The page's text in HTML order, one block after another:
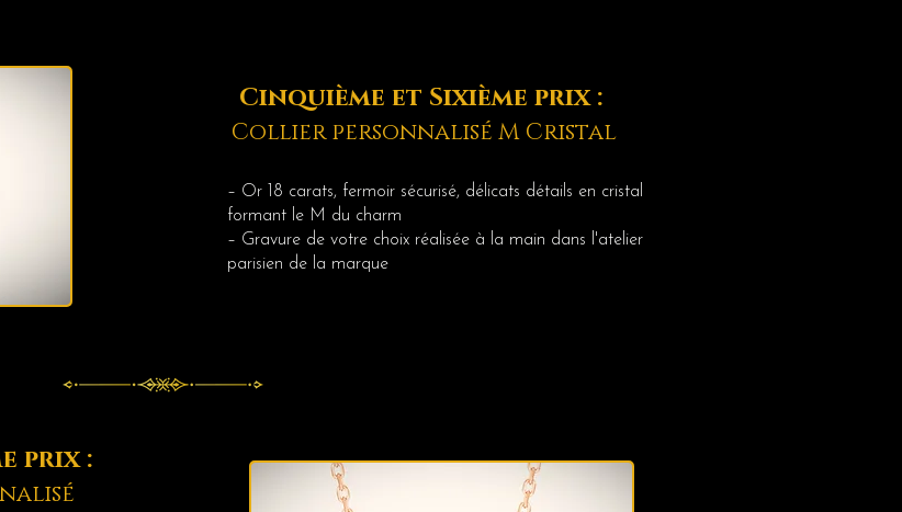
Cinquième et Sixième prix :
Collier personnalisé M Cristal
– Or 18 carats, fermoir sécurisé, délicats détails en cristal
formant le M du charm
– Gravure de votre choix réalisée à la main dans l'atelier
parisien de la marque
prix :